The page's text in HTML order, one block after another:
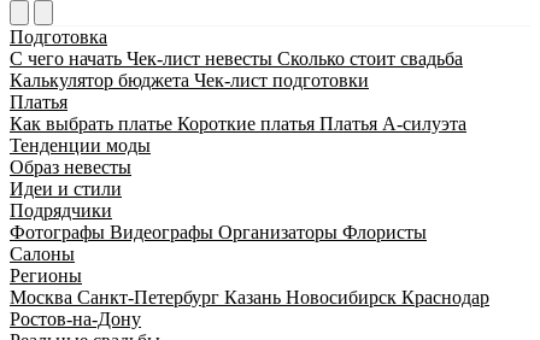
Подготовка
С чего начать Чек-лист невесты Сколько стоит свадьба
Калькулятор бюджета Чек-лист подготовки
Платья
Как выбрать платье Короткие платья Платья А-силуэта
Тенденции моды
Образ невесты
Идеи и стили
Подрядчики
Фотографы Видеографы Организаторы Флористы
Салоны
Регионы
Москва Санкт-Петербург Казань Новосибирск Краснодар
Ростов-на-Дону